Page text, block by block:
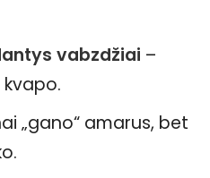
vabzdžiai –
„gano“ amarus, bet